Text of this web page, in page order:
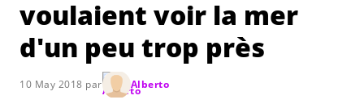
voulaient voir la mer
d'un peu trop près
10 May 2018 par Alberto